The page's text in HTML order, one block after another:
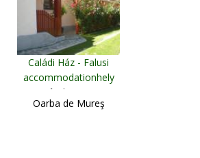
Caládi Ház - Falusi
accommodationhely
Sândominic
Oarba de Mureş